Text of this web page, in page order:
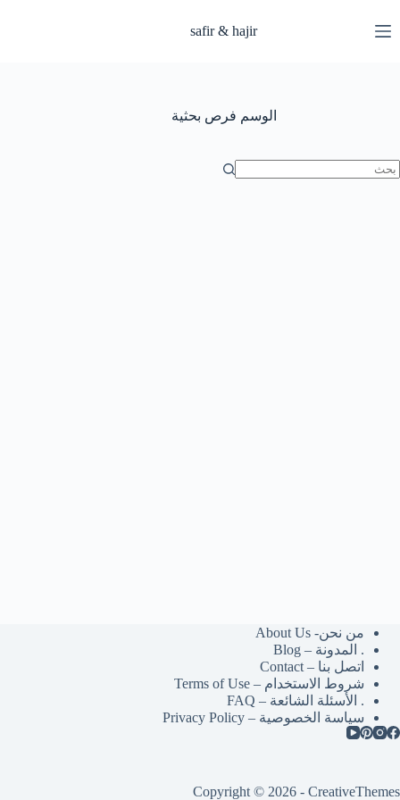
إلى
المحتوى
safir & hajir
الوسم فرص بحثية
من نحن- About Us
. المدونة – Blog
اتصل بنا – Contact
شروط الاستخدام – Terms of Use
. الأسئلة الشائعة – FAQ
سياسة الخصوصية – Privacy Policy
Copyright © 2026 - CreativeThemes